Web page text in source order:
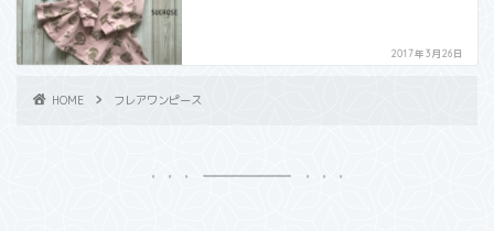
2017年3月26日
HOME フレアワンピース